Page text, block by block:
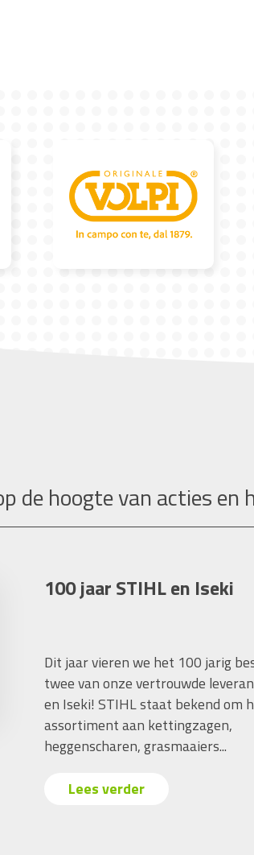
de hoogte van acties en
100 jaar STIHL en Iseki
Dit jaar vieren we het 100 jarig
twee van onze vertrouwde
en Iseki! STIHL staat bekend om
assortiment aan kettingzagen,
heggenscharen, grasmaaiers...
Lees verder